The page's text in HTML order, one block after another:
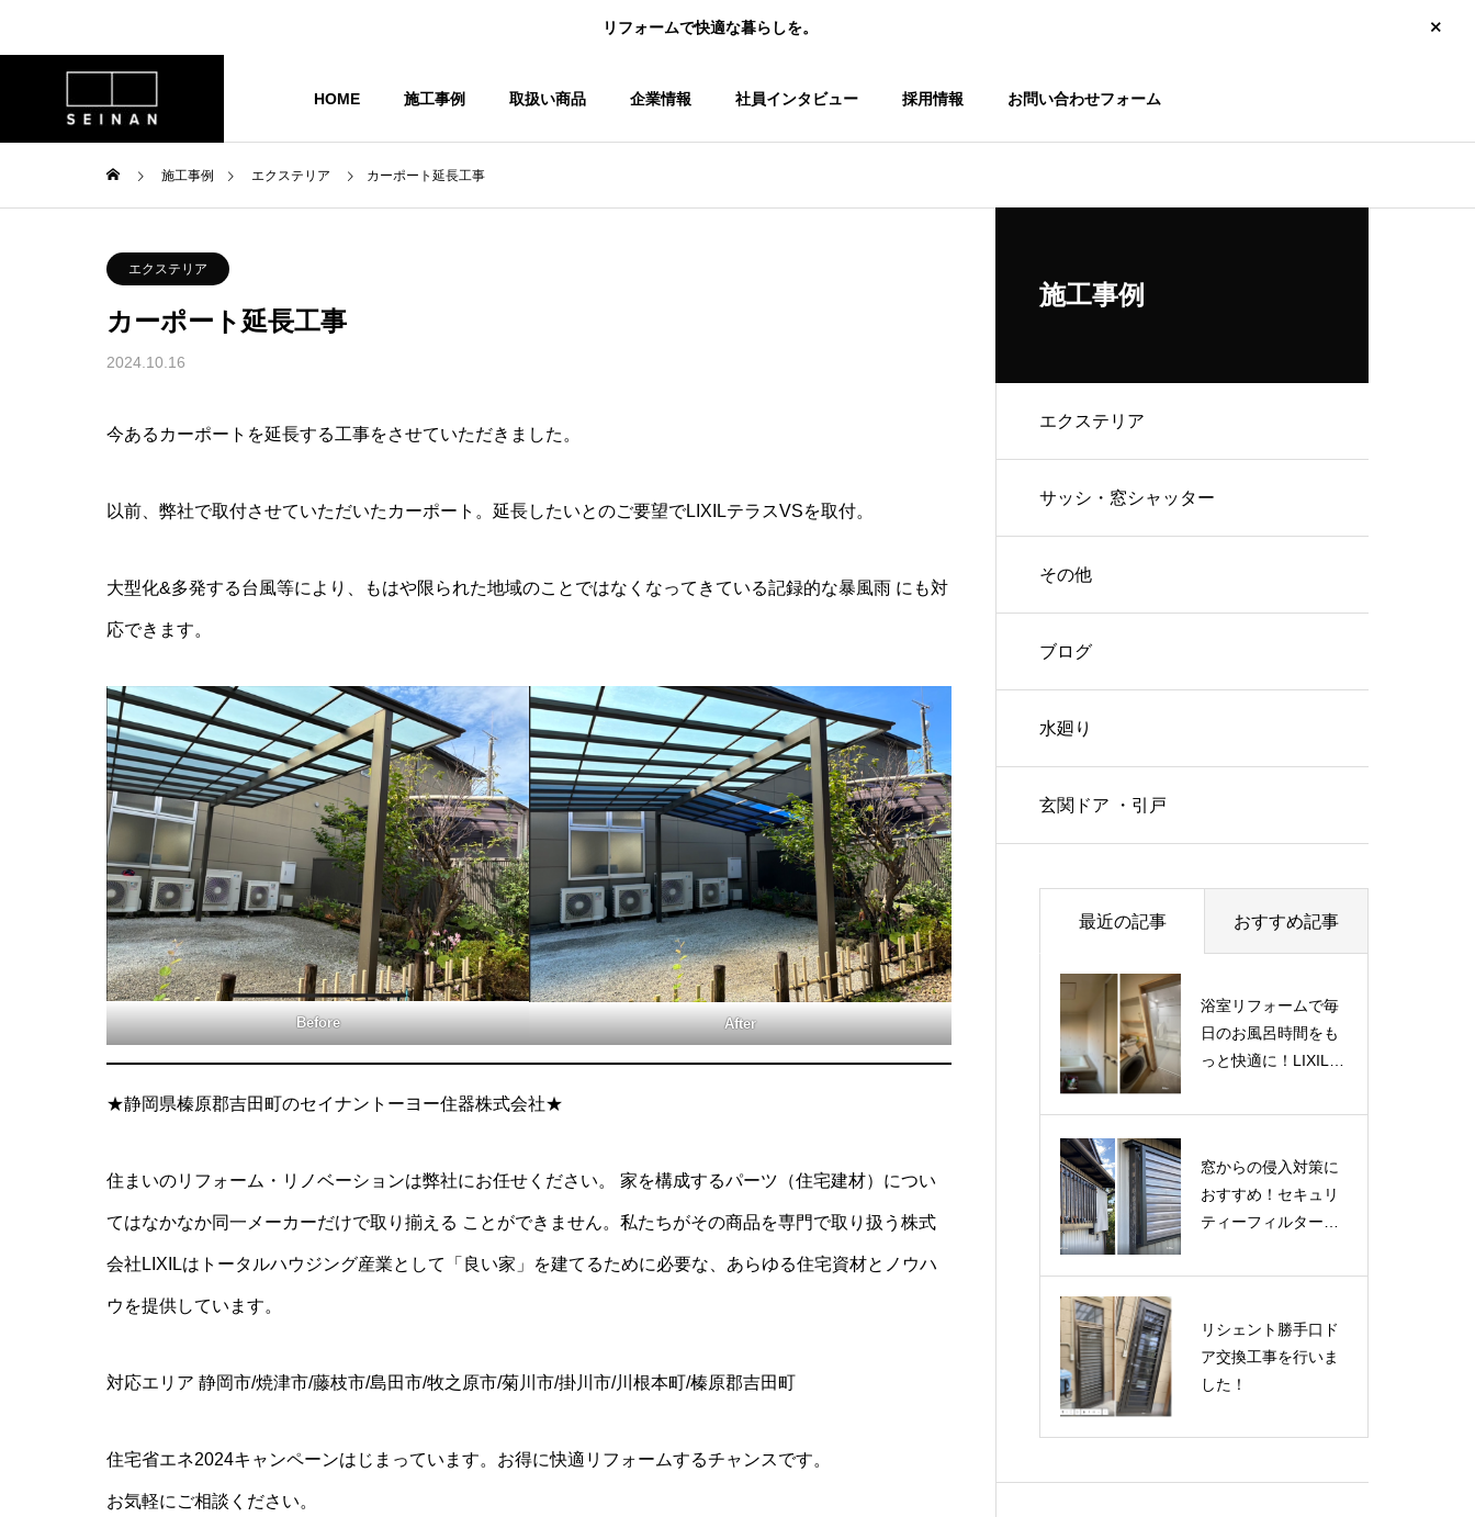
リフォームで快適な暮らしを。
HOME 施工事例 取扱い商品 企業情報 社員インタビュー 採用情報 お問い合わせフォーム
ー施工事例
会社概要
リフォームの流れ
2009年入社
施工事例 エクステリア カーポート延長工事
エクステリア
カーポート延長工事
2024.10.16
今あるカーポートを延長する工事をさせていただきました。
以前、弊社で取付させていただいたカーポート。延長したいとのご要望でLIXILテラスVSを取付。
大型化&多発する台風等により、もはや限られた地域のことではなくなってきている記録的な暴風雨 にも対
応できます。
Before After
★静岡県榛原郡吉田町のセイナントーヨー住器株式会社★
住まいのリフォーム・リノベーションは弊社にお任せください。 家を構成するパーツ（住宅建材）につい
てはなかなか同一メーカーだけで取り揃える ことができません。私たちがその商品を専門で取り扱う株式
会社LIXILはトータルハウジング産業として「良い家」を建てるために必要な、あらゆる住宅資材とノウハ
ウを提供しています。
対応エリア 静岡市/焼津市/藤枝市/島田市/牧之原市/菊川市/掛川市/川根本町/榛原郡吉田町
住宅省エネ2024キャンペーンはじまっています。お得に快適リフォームするチャンスです。
お気軽にご相談ください。
施工事例
エクステリア
サッシ・窓シャッター
その他
ブログ
水廻り
玄関ドア ・引戸
最近の記事 おすすめ記事
浴室リフォームで毎
日のお風呂時間をも
っと快適に！LIXIL
窓からの侵入対策に
おすすめ！セキュリ
ティーフィルター施
リシェント勝手口ド
ア交換工事を行いま
した！